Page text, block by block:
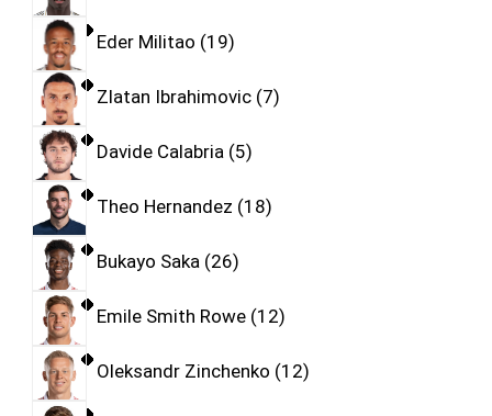
Eder Militao 19
Zlatan Ibrahimovic 7
Davide Calabria 5
Theo Hernandez 18
Bukayo Saka 26
Emile Smith Rowe 12
Oleksandr Zinchenko 12